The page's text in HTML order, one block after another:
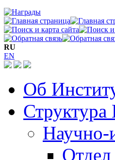
RU
EN
Об
Структура
Научно-